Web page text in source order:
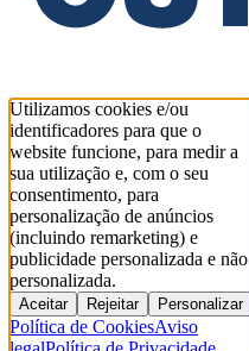
Utilizamos cookies e/ou
identificadores para que o
website funcione, para medir a
sua utilização e, com o seu
consentimento, para
personalização de anúncios
(incluindo remarketing) e
publicidade personalizada e não
personalizada.
Aceitar Rejeitar Personalizar
Política de CookiesAviso